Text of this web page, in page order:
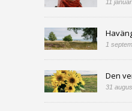
11
1
Den
31